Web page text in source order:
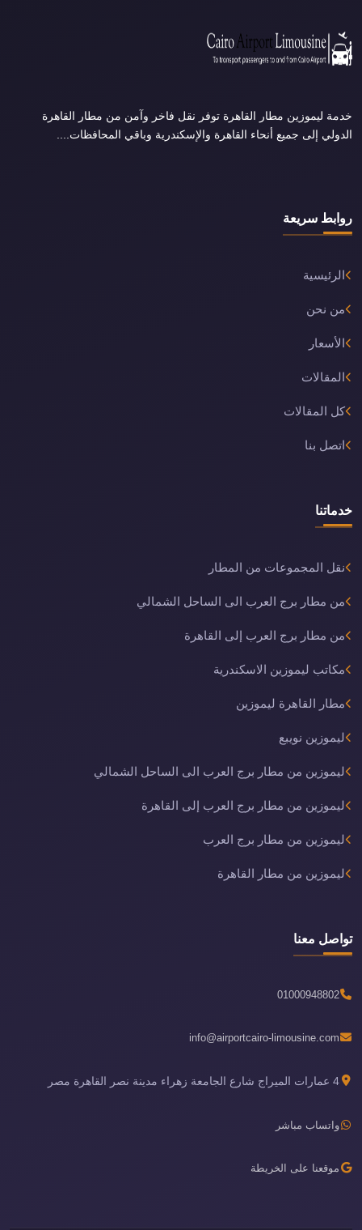
خدمة ليموزين مطار القاهرة توفر نقل فاخر وآمن من مطار القاهرة
الدولي إلى جميع أنحاء القاهرة والإسكندرية وباقي المحافظات....
روابط سريعة
الرئيسية
من نحن
الأسعار
المقالات
كل المقالات
اتصل بنا
خدماتنا
نقل المجموعات من المطار
من مطار برج العرب الى الساحل الشمالي
من مطار برج العرب إلى القاهرة
مكاتب ليموزين الاسكندرية
مطار القاهرة ليموزين
ليموزين نويبع
ليموزين من مطار برج العرب الى الساحل الشمالي
ليموزين من مطار برج العرب إلى القاهرة
ليموزين من مطار برج العرب
ليموزين من مطار القاهرة
تواصل معنا
01000948802
info@airportcairo-limousine.com
4 عمارات الميراج شارع الجامعة زهراء مدينة نصر القاهرة مصر
واتساب مباشر
موقعنا على الخريطة